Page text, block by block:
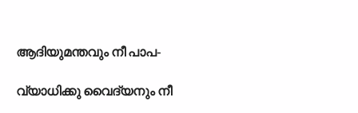
ആദിയുമന്തവും നീ പാപ-
വ്യാധിക്കു വൈദ്യനും നീ